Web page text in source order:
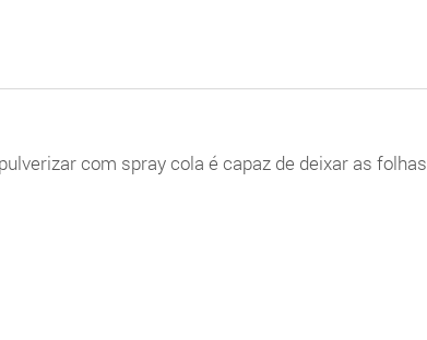
com spray cola é capaz de deixar as folhas